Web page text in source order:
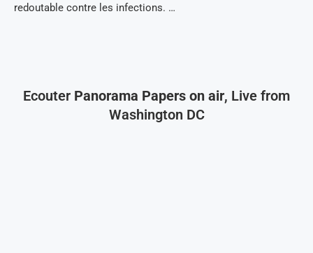
redoutable contre les infections. …
Ecouter Panorama Papers on air, Live from
Washington DC